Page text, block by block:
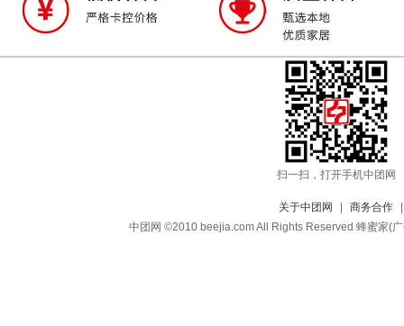
扫一扫，打开手机中团网
关于中团网 商务合作
中团网 ©2010 beejia.com All Rights Reserved 蜂蜜家(